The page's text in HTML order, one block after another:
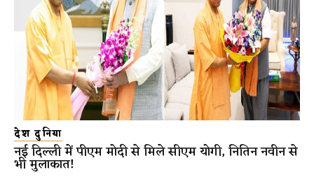
देश दुनिया
नई दिल्ली में पीएम मोदी से मिले सीएम योगी, नितिन नवीन से
भी मुलाकात!